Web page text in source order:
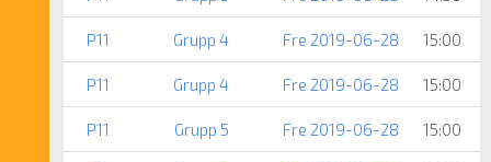
P11 Grupp 4 Fre 2019-06-28 15:00
P11 Grupp 4 Fre 2019-06-28 15:00
P11 Grupp 5 Fre 2019-06-28 15:00